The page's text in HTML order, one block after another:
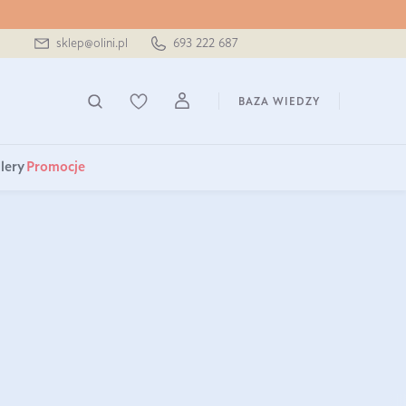
sklep@olini.pl 693 222 687
BAZA WIEDZY
Promocje